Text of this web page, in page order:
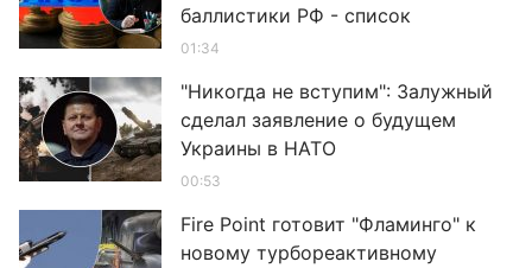
баллистики РФ - список
01:34
"Никогда не вступим": Залужный
сделал заявление о будущем
Украины в НАТО
00:53
Fire Point готовит "Фламинго" к
новому турбореактивному